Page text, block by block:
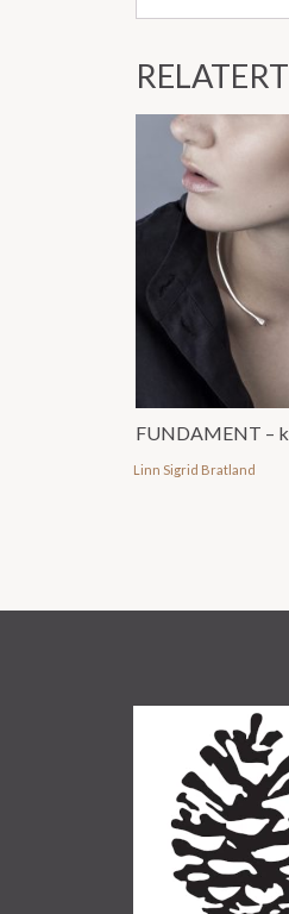
FUNDAMENT –
Linn Sigrid Bratland